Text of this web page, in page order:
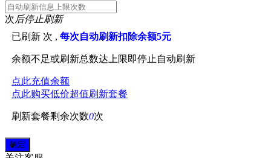
次后停止刷新
已刷新 次 ,每次自动刷新扣除余额5元
余额不足或刷新总数达上限即停止自动刷新
点此充值余额
点此购买低价超值刷新套餐
刷新套餐剩余次数0次